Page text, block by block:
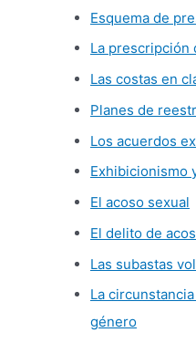
Esquema de
La prescripción
Las costas en
Planes de
Los acuerdos
Exhibicionismo
El acoso sexual
El delito de
Las subastas
La
género